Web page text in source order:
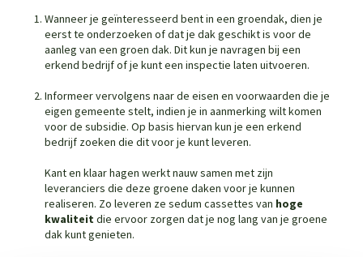
Wanneer je geïnteresseerd bent in een groendak, dien je
eerst te onderzoeken of dat je dak geschikt is voor de
aanleg van een groen dak. Dit kun je navragen bij een
erkend bedrijf of je kunt een inspectie laten uitvoeren.
Informeer vervolgens naar de eisen en voorwaarden die je
eigen gemeente stelt, indien je in aanmerking wilt komen
voor de subsidie. Op basis hiervan kun je een erkend
bedrijf zoeken die dit voor je kunt leveren.
Kant en klaar hagen werkt nauw samen met zijn
leveranciers die deze groene daken voor je kunnen
realiseren. Zo leveren ze sedum cassettes van hoge
kwaliteit die ervoor zorgen dat je nog lang van je groene
dak kunt genieten.